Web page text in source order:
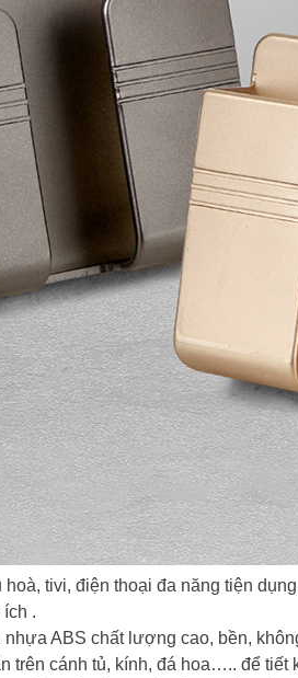
tivi, điện thoại đa năng tiện
.
ABS chất lượng cao, bền,
trên cánh tủ, kính, đá hoa….. để tiết